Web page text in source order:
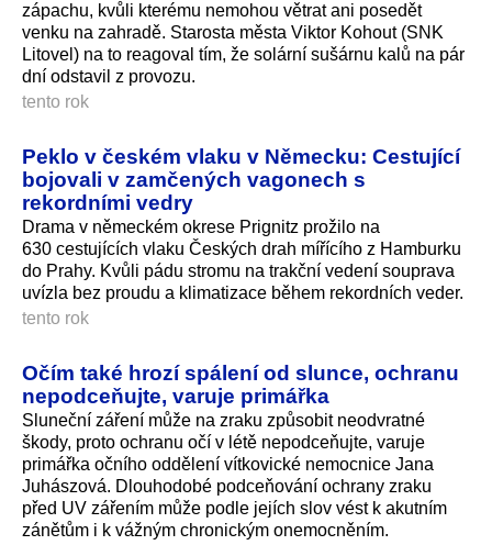
zápachu, kvůli kterému nemohou větrat ani posedět
venku na zahradě. Starosta města Viktor Kohout (SNK
Litovel) na to reagoval tím, že solární sušárnu kalů na pár
dní odstavil z provozu.
tento rok
Peklo v českém vlaku v Německu: Cestující
bojovali v zamčených vagonech s
rekordními vedry
Drama v německém okrese Prignitz prožilo na
630 cestujících vlaku Českých drah mířícího z Hamburku
do Prahy. Kvůli pádu stromu na trakční vedení souprava
uvízla bez proudu a klimatizace během rekordních veder.
tento rok
Očím také hrozí spálení od slunce, ochranu
nepodceňujte, varuje primářka
Sluneční záření může na zraku způsobit neodvratné
škody, proto ochranu očí v létě nepodceňujte, varuje
primářka očního oddělení vítkovické nemocnice Jana
Juhászová. Dlouhodobé podceňování ochrany zraku
před UV zářením může podle jejích slov vést k akutním
zánětům i k vážným chronickým onemocněním.